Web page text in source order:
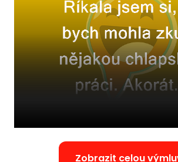
Zobrazit celou